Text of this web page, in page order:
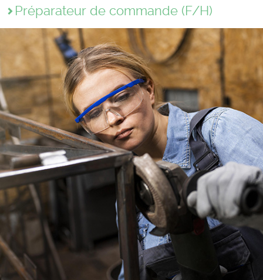
Préparateur de commande (F/H)